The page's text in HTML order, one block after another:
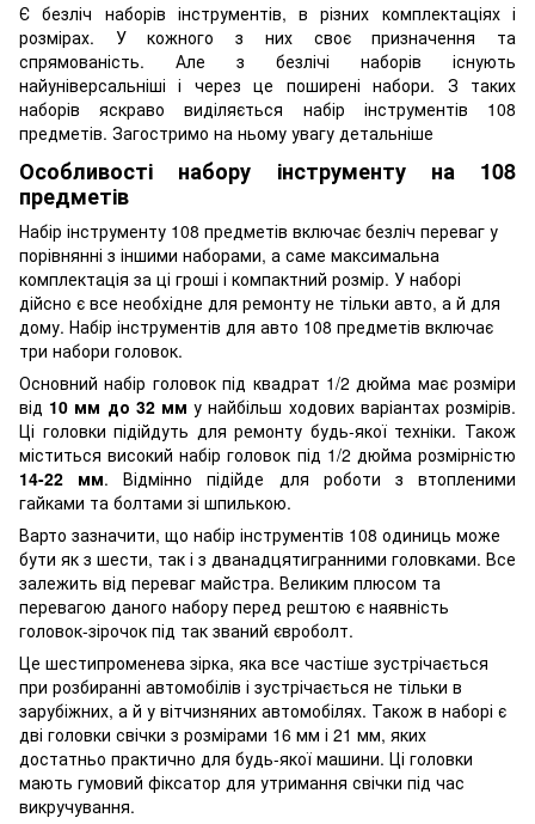
Є безліч наборів інструментів, в різних комплектаціях і
розмірах. У кожного з них своє призначення та
спрямованість. Але з безлічі наборів існують
найуніверсальніші і через це поширені набори. З таких
наборів яскраво виділяється набір інструментів 108
предметів. Загостримо на ньому увагу детальніше
Особливості набору інструменту на 108
предметів
Набір інструменту 108 предметів включає безліч переваг у
порівнянні з іншими наборами, а саме максимальна
комплектація за ці гроші і компактний розмір. У наборі
дійсно є все необхідне для ремонту не тільки авто, а й для
дому. Набір інструментів для авто 108 предметів включає
три набори головок.
Основний набір головок під квадрат 1/2 дюйма має розміри
від 10 мм до 32 мм у найбільш ходових варіантах розмірів.
Ці головки підійдуть для ремонту будь-якої техніки. Також
міститься високий набір головок під 1/2 дюйма розмірністю
14-22 мм. Відмінно підійде для роботи з втопленими
гайками та болтами зі шпилькою.
Варто зазначити, що набір інструментів 108 одиниць може
бути як з шести, так і з дванадцятигранними головками. Все
залежить від переваг майстра. Великим плюсом та
перевагою даного набору перед рештою є наявність
головок-зірочок під так званий євроболт.
Це шестипроменева зірка, яка все частіше зустрічається
при розбиранні автомобілів і зустрічається не тільки в
зарубіжних, а й у вітчизняних автомобілях. Також в наборі є
дві головки свічки з розмірами 16 мм і 21 мм, яких
достатньо практично для будь-якої машини. Ці головки
мають гумовий фіксатор для утримання свічки під час
викручування.